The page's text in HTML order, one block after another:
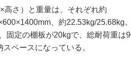
さ）と重量は、それぞれ約
、約22.53kg/25.68kg
固定の棚板が20kgで、総耐荷重は
ペースになっている。